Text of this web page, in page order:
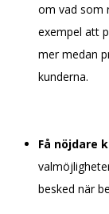
om vad som
exempel att
mer medan
kunderna.
Få nöjdare
besked när